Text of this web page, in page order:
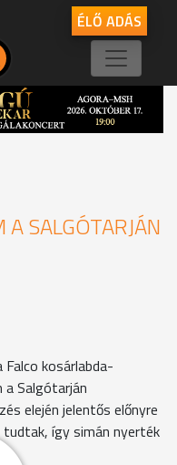
ÉLŐ ADÁS
SALGÓTARJÁN
kosárlabda-
a Salgótarján
elején jelentős előnyre
így simán nyerték